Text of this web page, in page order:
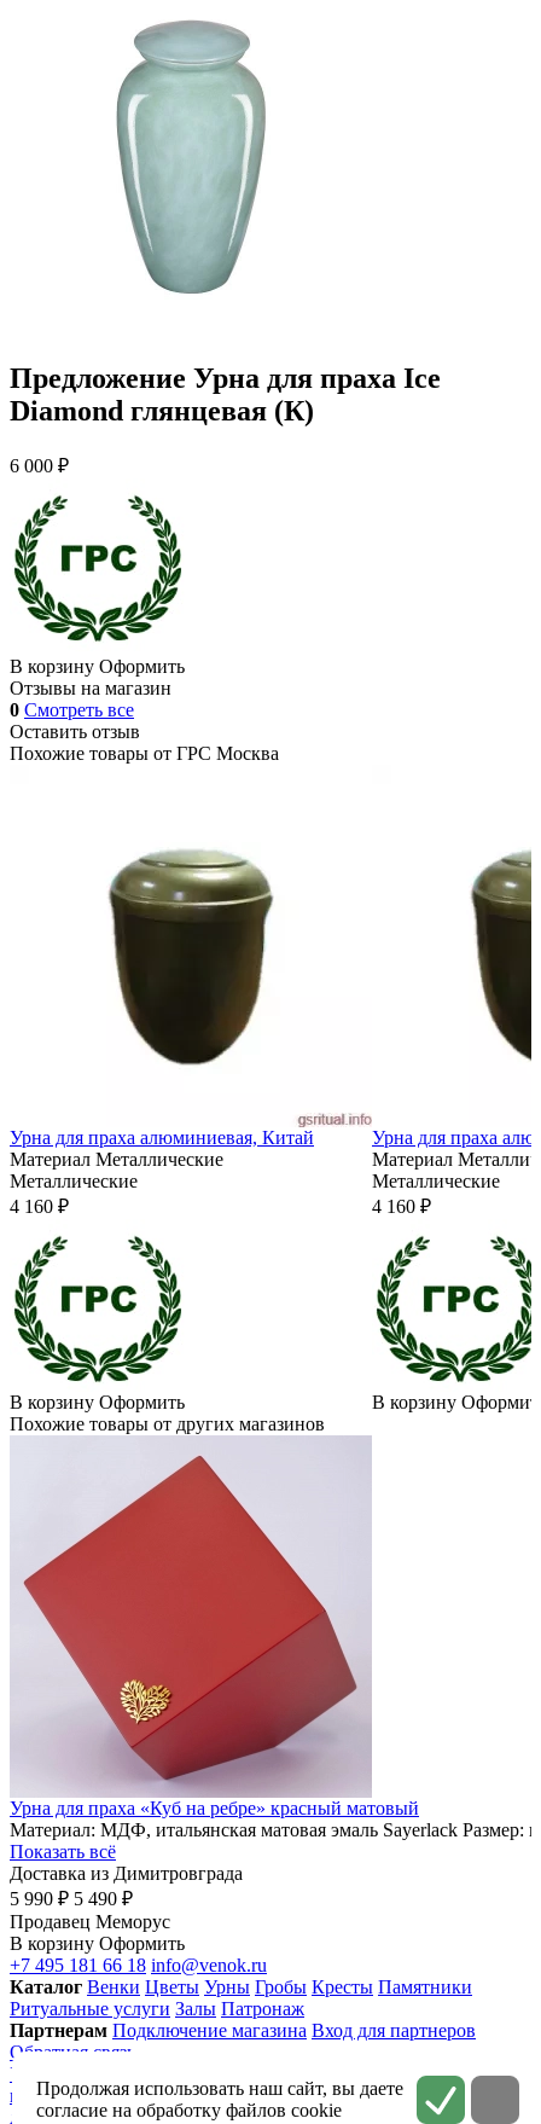
Предложение Урна для праха Ice
Diamond глянцевая (К)
6 000 ₽
В корзину Оформить
Отзывы на магазин
0 Смотреть все
Оставить отзыв
Похожие товары от ГРС Москва
Урна для праха алюминиевая, Китай
Материал Металлические
Металлические
4 160 ₽
В корзину Оформить
Урна для праха
Материал
Металлические
4 160 ₽
В корзину
Похожие товары от других магазинов
Урна для праха «Куб на ребре» красный матовый
Материал: МДФ, итальянская матовая эмаль Sayerlack
Показать всё
Доставка из Димитровграда
5 990 ₽ 5 490 ₽
Продавец Меморус
В корзину Оформить
+7 495 181 66 18 info@venok.ru
Каталог Венки Цветы Урны Гробы Кресты Памятники
Ритуальные услуги Залы Патронаж
Партнерам Подключение магазина Вход для партнеров
Обратная связь
Условия использования
конфиденциальностиСоглашение на обработку персональных
данных
Продолжая использовать наш сайт, вы даете
согласие на обработку файлов cookie